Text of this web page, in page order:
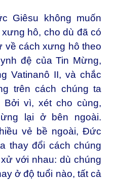
Giêsu không muốn
hô, cho dù đã có
về cách xưng hô theo
đệ của Tin Mừng,
Vatinanô II, và chắc
trên cách chúng ta
vì, xét cho cùng,
lại ở bên ngoài.
vẻ bề ngoài, Đức
thay đổi cách chúng
với nhau: dù chúng
ở độ tuổi nào, tất cả